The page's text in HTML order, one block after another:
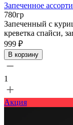
Запеченное
780гр
Запеченный с
креветка спайси,
999 ₽
В корзину
1
Акция